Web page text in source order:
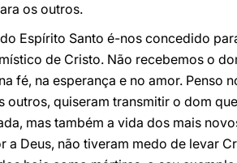
os outros.
Espírito Santo é-nos concedido
de Cristo. Não recebemos o
fé, na esperança e no amor. Penso
outros, quiseram transmitir o dom
mas também a vida dos mais
a Deus, não tiveram medo de levar